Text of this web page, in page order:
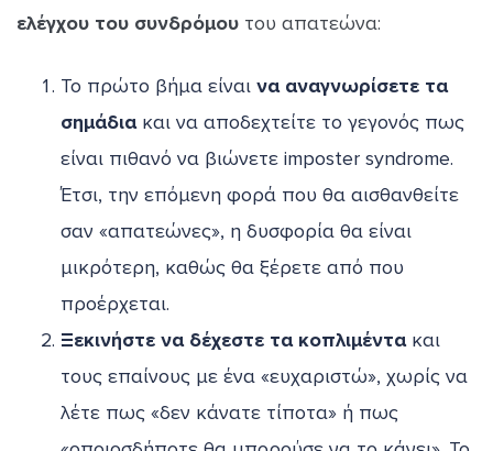
ελέγχου του συνδρόμου του απατεώνα:
Το πρώτο βήμα είναι να αναγνωρίσετε τα
σημάδια και να αποδεχτείτε το γεγονός πως
είναι πιθανό να βιώνετε imposter syndrome.
Έτσι, την επόμενη φορά που θα αισθανθείτε
σαν «απατεώνες», η δυσφορία θα είναι
μικρότερη, καθώς θα ξέρετε από που
προέρχεται.
Ξεκινήστε να δέχεστε τα κοπλιμέντακαι
τους επαίνους με ένα «ευχαριστώ», χωρίς να
λέτε πως «δεν κάνατε τίποτα» ή πως